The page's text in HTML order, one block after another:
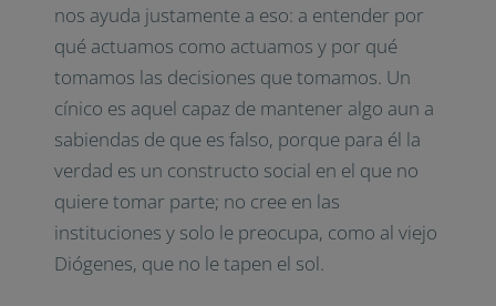
nos ayuda justamente a eso: a entender por
qué actuamos como actuamos y por qué
tomamos las decisiones que tomamos. Un
cínico es aquel capaz de mantener algo aun a
sabiendas de que es falso, porque para él la
verdad es un constructo social en el que no
quiere tomar parte; no cree en las
instituciones y solo le preocupa, como al viejo
Diógenes, que no le tapen el sol.